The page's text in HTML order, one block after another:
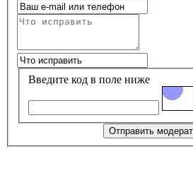
Введите код в поле ниже
Отправить